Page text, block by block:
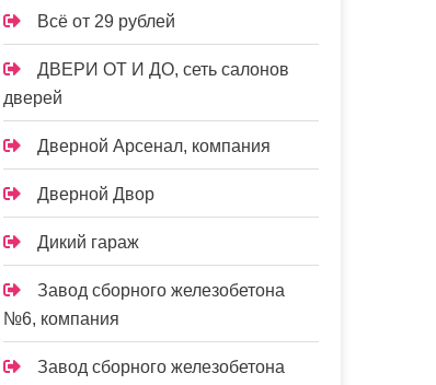
Всё от 29 рублей
ДВЕРИ ОТ И ДО, сеть салонов
дверей
Дверной Арсенал, компания
Дверной Двор
Дикий гараж
Завод сборного железобетона
№6, компания
Завод сборного железобетона